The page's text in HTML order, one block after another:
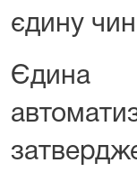
єдину
Єдина